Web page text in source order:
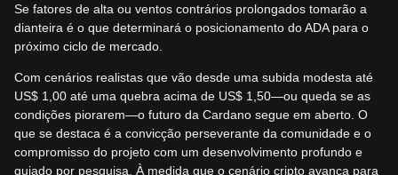
Se fatores de alta ou ventos contrários prolongados tomarão a
dianteira é o que determinará o posicionamento do ADA para o
próximo ciclo de mercado.
Com cenários realistas que vão desde uma subida modesta até
US$ 1,00 até uma quebra acima de US$ 1,50—ou queda se as
condições piorarem—o futuro da Cardano segue em aberto. O
que se destaca é a convicção perseverante da comunidade e o
compromisso do projeto com um desenvolvimento profundo e
guiado por pesquisa. À medida que o cenário cripto avança para